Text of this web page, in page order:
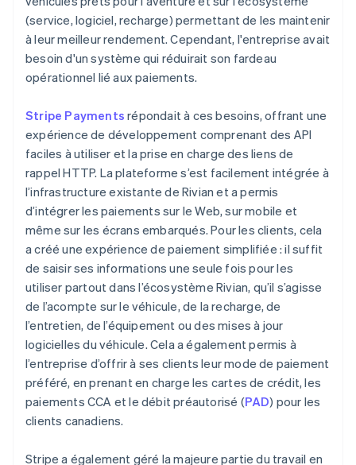
(service, logiciel, recharge) permettant de les maintenir
à leur meilleur rendement. Cependant, l'entreprise avait
besoin d'un système qui réduirait son fardeau
opérationnel lié aux paiements.
Stripe Payments répondait à ces besoins, offrant une
expérience de développement comprenant des API
faciles à utiliser et la prise en charge des liens de
rappel HTTP. La plateforme s’est facilement intégrée à
l’infrastructure existante de Rivian et a permis
d’intégrer les paiements sur le Web, sur mobile et
même sur les écrans embarqués. Pour les clients, cela
a créé une expérience de paiement simplifiée : il suffit
de saisir ses informations une seule fois pour les
utiliser partout dans l’écosystème Rivian, qu’il s’agisse
de l’acompte sur le véhicule, de la recharge, de
l’entretien, de l’équipement ou des mises à jour
logicielles du véhicule. Cela a également permis à
l’entreprise d’offrir à ses clients leur mode de paiement
préféré, en prenant en charge les cartes de crédit, les
paiements CCA et le débit préautorisé (PAD) pour les
clients canadiens.
Stripe a également géré la majeure partie du travail en